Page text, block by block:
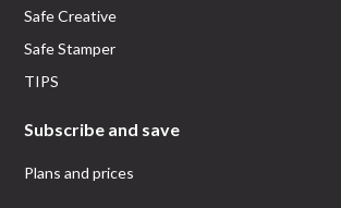
Safe Creative
Safe Stamper
TIPS
Subscribe and save
Plans and prices